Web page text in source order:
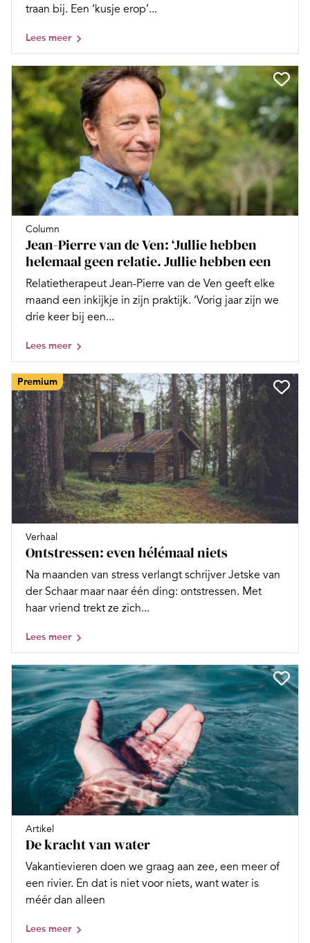
traan bij. Een ‘kusje erop’...
Lees meer
Column
Jean-Pierre van de Ven: ‘Jullie hebben
helemaal geen relatie. Jullie hebben een
Relatietherapeut Jean-Pierre van de Ven geeft elke
maand een inkijkje in zijn praktijk. ‘Vorig jaar zijn we
drie keer bij een...
Lees meer
Premium
Verhaal
Ontstressen: even hélémaal niets
Na maanden van stress verlangt schrijver Jetske van
der Schaar maar naar één ding: ontstressen. Met
haar vriend trekt ze zich...
Lees meer
Artikel
De kracht van water
Vakantievieren doen we graag aan zee, een meer of
een rivier. En dat is niet voor niets, want water is
méér dan alleen
Lees meer